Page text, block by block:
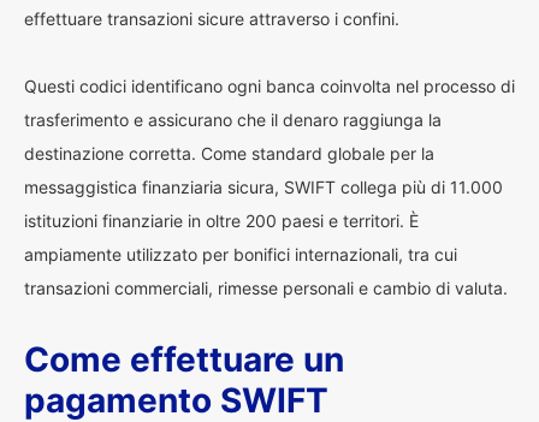
effettuare transazioni sicure attraverso i confini.
Questi codici identificano ogni banca coinvolta nel processo di
trasferimento e assicurano che il denaro raggiunga la
destinazione corretta. Come standard globale per la
messaggistica finanziaria sicura, SWIFT collega più di 11.000
istituzioni finanziarie in oltre 200 paesi e territori. È
ampiamente utilizzato per bonifici internazionali, tra cui
transazioni commerciali, rimesse personali e cambio di valuta.
Come effettuare un
pagamento SWIFT